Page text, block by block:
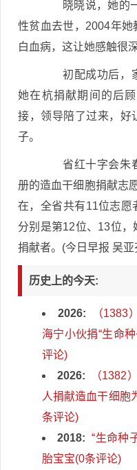
晓晓说，她的一
性贫血去世，2004年
白血病，这让她感触很深
初配成功后，家
她在杭捐献期间的后
接，领导陪了过来，好
子。
省红十字会朱春
册的造血干细胞捐献志
在，全省共有11位志愿
分别是第12位、13位
捐献者。(今日早报 吴亚
历史上的今天:
2026:
（1383
海宁小伙捐“生命
评论)
2026:
（1382
人捐献造血干细胞
条评论)
2018: “生命种
胎宝宝(0条评论)